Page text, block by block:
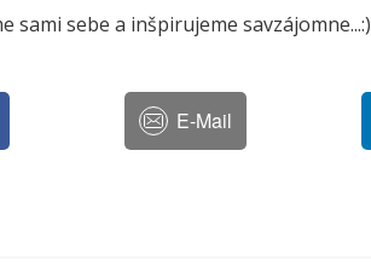
sami sebe a inšpirujeme savzájomne...:)
E-Mail